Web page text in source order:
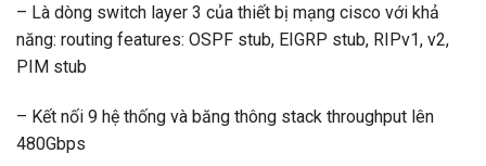
– Là dòng switch layer 3 của thiết bị mạng cisco với khả
năng: routing features: OSPF stub, EIGRP stub, RIPv1, v2,
PIM stub
– Kết nối 9 hệ thống và băng thông stack throughput lên
480Gbps